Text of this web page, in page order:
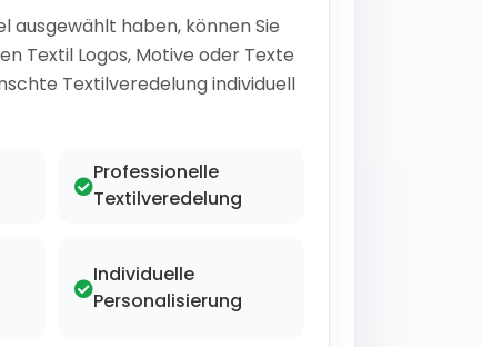
ausgewählt haben, können Sie
Textil Logos, Motive oder Texte
Textilveredelung individuell
Professionelle
Textilveredelung
Individuelle
Personalisierung